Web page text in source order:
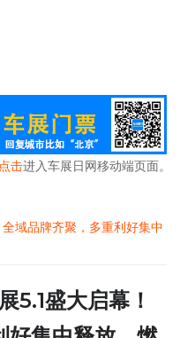
点击进入车展日网移动端页面。
域品牌齐聚，多重利好集中
5.1盛大启幕！